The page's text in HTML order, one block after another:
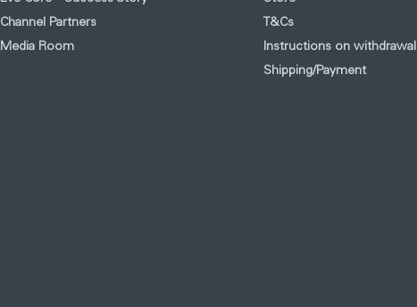
Channel Partners
Media Room
T&Cs
Instructions on withdrawal
Shipping/Payment